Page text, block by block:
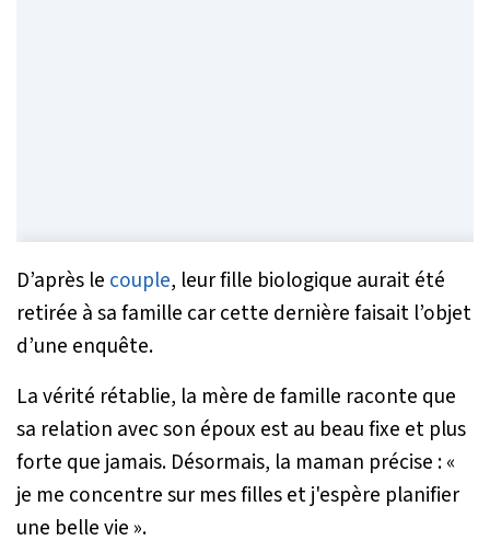
D’après le couple, leur fille biologique aurait été
retirée à sa famille car cette dernière faisait l’objet
d’une enquête.
La vérité rétablie, la mère de famille raconte que
sa relation avec son époux est au beau fixe et plus
forte que jamais. Désormais, la maman précise : «
je me concentre sur mes filles et j'espère planifier
une belle vie ».